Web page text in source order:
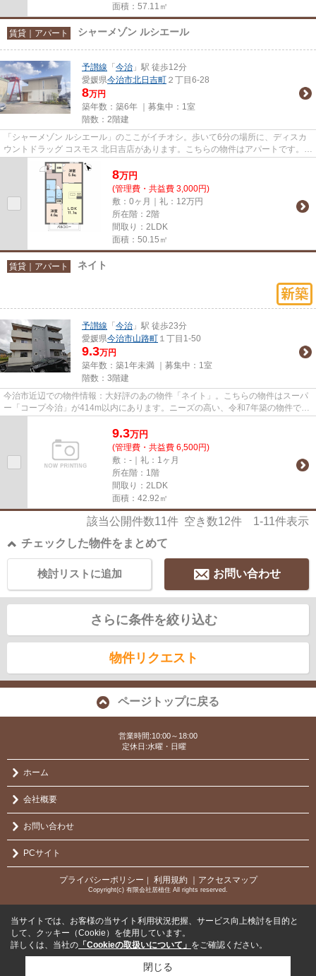
面積：57.11㎡
賃貸｜アパート シャーメゾン ルシエール
予讃線 「 今治 」駅 徒歩12分
愛媛県今治市北日吉町 ２丁目6-28
8万円
築年数：築6年 ｜募集中： 1室
階数：2階建
「シャーメゾン ルシエール」のここがイチオシ。歩いて6分の場所に、ディスカ
ウントドラッグ コスモス 北日吉店があります。こちらの物件はアパートです。徒
歩12分で駅へのアクセスが...
8万円
(管理費・共益費 3,000円)
敷：0ヶ月｜礼：12万円
所在階：2階
間取り：2LDK
面積：50.15㎡
賃貸｜アパート ネイト
予讃線 「 今治 」駅 徒歩23分
愛媛県今治市山路町 １丁目1-50
9.3万円
築年数：築1年未満 ｜募集中： 1室
階数：3階建
今治市近辺での物件情報：大好評のあの物件「ネイト」。こちらの物件はスーパ
ー「コープ今治」が414m以内にあります。ニーズの高い、令和7年築の物件で、
9.3万円
(管理費・共益費 6,500円)
敷：-｜礼：1ヶ月
所在階：1階
間取り：2LDK
面積：42.92㎡
該当公開件数11件 空き数12件 1-11件表示
チェックした物件をまとめて
お問い合わせ
検討リストに追加
さらに条件を絞り込む
物件リクエスト
ページトップに戻る
営業時間:10:00～18:00
定休日:水曜・日曜
ホーム
会社概要
お問い合わせ
PCサイト
プライバシーポリシー ｜ 利用規約 ｜アクセスマップ
Copyright(c) 有限会社居植住 All rights reserved.
当サイトでは、お客様の当サイト利用状況把握、サービス向上検討を目的と
して、クッキー（Cookie）を使用しています。
詳しくは、当社の 「Cookieの取扱いについて」 をご確認ください。
閉じる